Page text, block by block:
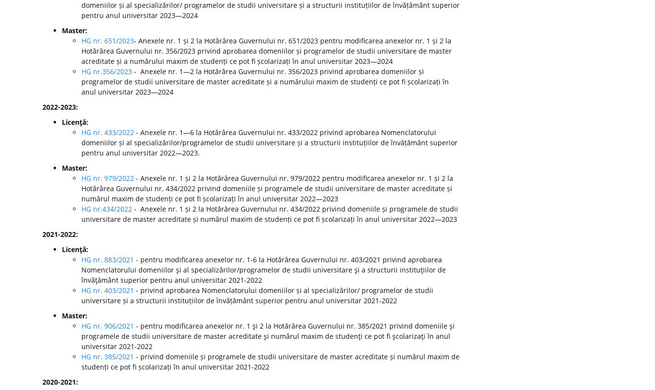
domeniilor și al specializărilor/ programelor de studii universitare și a structurii instituțiilor de învățământ superior
pentru anul universitar 2023—2024
Master:
HG nr. 651/2023- Anexele nr. 1 și 2 la Hotărârea Guvernului nr. 651/2023 pentru modificarea anexelor nr. 1 și 2 la
Hotărârea Guvernului nr. 356/2023 privind aprobarea domeniilor și programelor de studii universitare de master
acreditate și a numărului maxim de studenți ce pot fi școlarizați în anul universitar 2023—2024
HG nr.356/2023 - Anexele nr. 1—2 la Hotărârea Guvernului nr. 356/2023 privind aprobarea domeniilor și
programelor de studii universitare de master acreditate și a numărului maxim de studenți ce pot fi școlarizați în
anul universitar 2023—2024
2022-2023:
Licenţă:
HG nr. 433/2022 - Anexele nr. 1—6 la Hotărârea Guvernului nr. 433/2022 privind aprobarea Nomenclatorului
domeniilor și al specializărilor/programelor de studii universitare și a structurii instituțiilor de învățământ superior
pentru anul universitar 2022—2023.
Master:
HG nr. 979/2022 - Anexele nr. 1 și 2 la Hotărârea Guvernului nr. 979/2022 pentru modificarea anexelor nr. 1 și 2 la
Hotărârea Guvernului nr. 434/2022 privind domeniile și programele de studii universitare de master acreditate și
numărul maxim de studenți ce pot fi școlarizați în anul universitar 2022—2023
HG nr.434/2022 - Anexele nr. 1 și 2 la Hotărârea Guvernului nr. 434/2022 privind domeniile și programele de studii
universitare de master acreditate și numărul maxim de studenți ce pot fi școlarizați în anul universitar 2022—2023
2021-2022:
Licenţă:
HG nr. 883/2021 - pentru modificarea anexelor nr. 1-6 la Hotărârea Guvernului nr. 403/2021 privind aprobarea
Nomenclatorului domeniilor şi al specializărilor/programelor de studii universitare şi a structurii instituţiilor de
învăţământ superior pentru anul universitar 2021-2022
HG nr. 403/2021 - privind aprobarea Nomenclatorului domeniilor și al specializărilor/ programelor de studii
universitare și a structurii instituțiilor de învățământ superior pentru anul universitar 2021-2022
Master:
HG nr. 906/2021 - pentru modificarea anexelor nr. 1 şi 2 la Hotărârea Guvernului nr. 385/2021 privind domeniile şi
programele de studii universitare de master acreditate şi numărul maxim de studenţi ce pot fi şcolarizaţi în anul
universitar 2021-2022
HG nr. 385/2021 - privind domeniile și programele de studii universitare de master acreditate și numărul maxim de
studenți ce pot fi școlarizați în anul universitar 2021-2022
2020-2021: